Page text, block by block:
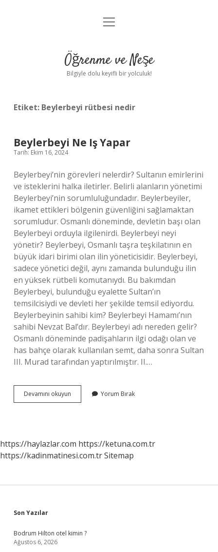
Anasayfa
Yasal Uyarı
menüyü
Öğrenme ve Neşe
Bilgiyle dolu keyifli bir yolculuk!
Etiket: Beylerbeyi rütbesi nedir
Beylerbeyi Ne Iş Yapar
Tarih: Ekim 16, 2024
Beylerbeyi’nin görevleri nelerdir? Sultanın emirlerini
ve isteklerini halka iletirler. Belirli alanların yönetimi
Beylerbeyi’nin sorumluluğundadır. Beylerbeyiler,
ikamet ettikleri bölgenin güvenliğini sağlamaktan
sorumludur. Osmanlı döneminde, devletin başı olan
Beylerbeyi orduyla ilgilenirdi. Beylerbeyi neyi
yönetir? Beylerbeyi, Osmanlı taşra teşkilatının en
büyük idari birimi olan ilin yöneticisidir. Beylerbeyi,
sadece yönetici değil, aynı zamanda bulunduğu ilin
en yüksek rütbeli komutanıydı. Bu bakımdan
Beylerbeyi, bulunduğu eyalette Sultan’ın
temsilcisiydi ve devleti her şekilde temsil ediyordu.
Beylerbeyinin sahibi kim? Beylerbeyi Hamamı’nın
sahibi Nevzat Bal’dır. Beylerbeyi adı nereden gelir?
Osmanlı döneminde padişahların ilgi odağı olan ve
has bahçe olarak kullanılan semt, daha sonra Sultan
III. Murad tarafından yaptırılmıştır. II.…
Devamını okuyun Beylerbeyi
Ne
Yorum Bırak
https://haylazlar.com https://ketuna.com.tr
https://kadinmatinesi.com.trSitemap
Sidebar
Son Yazılar
Bodrum Hilton otel kimin ?
Ağustos 6, 2026